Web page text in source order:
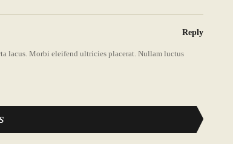
Reply
lacus. Morbi eleifend ultricies placerat. Nullam luctus